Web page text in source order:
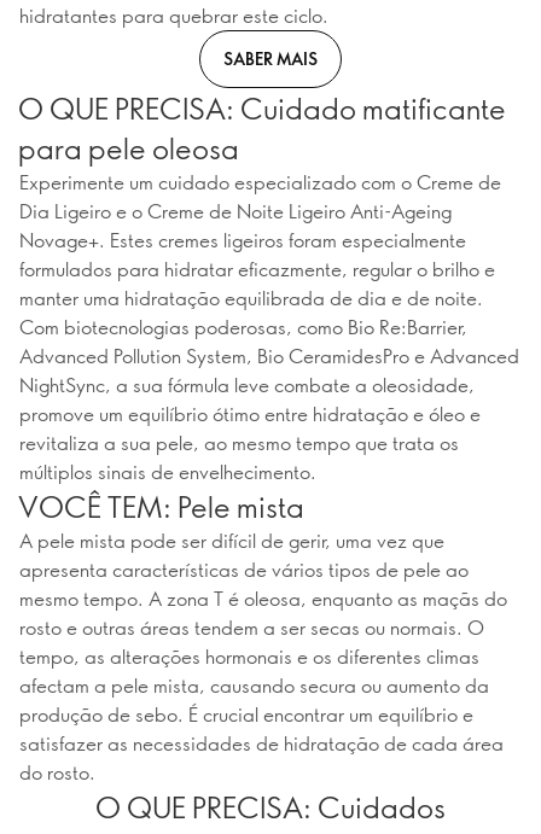
hidratantes para quebrar este ciclo.
SABER MAIS
O QUE PRECISA: Cuidado matificante
para pele oleosa
Experimente um cuidado especializado com o Creme de
Dia Ligeiro e o Creme de Noite Ligeiro Anti-Ageing
Novage+. Estes cremes ligeiros foram especialmente
formulados para hidratar eficazmente, regular o brilho e
manter uma hidratação equilibrada de dia e de noite.
Com biotecnologias poderosas, como Bio Re:Barrier,
Advanced Pollution System, Bio CeramidesPro e Advanced
NightSync, a sua fórmula leve combate a oleosidade,
promove um equilíbrio ótimo entre hidratação e óleo e
revitaliza a sua pele, ao mesmo tempo que trata os
múltiplos sinais de envelhecimento.
VOCÊ TEM: Pele mista
A pele mista pode ser difícil de gerir, uma vez que
apresenta características de vários tipos de pele ao
mesmo tempo. A zona T é oleosa, enquanto as maçãs do
rosto e outras áreas tendem a ser secas ou normais. O
tempo, as alterações hormonais e os diferentes climas
afectam a pele mista, causando secura ou aumento da
produção de sebo. É crucial encontrar um equilíbrio e
satisfazer as necessidades de hidratação de cada área
do rosto.
O QUE PRECISA: Cuidados